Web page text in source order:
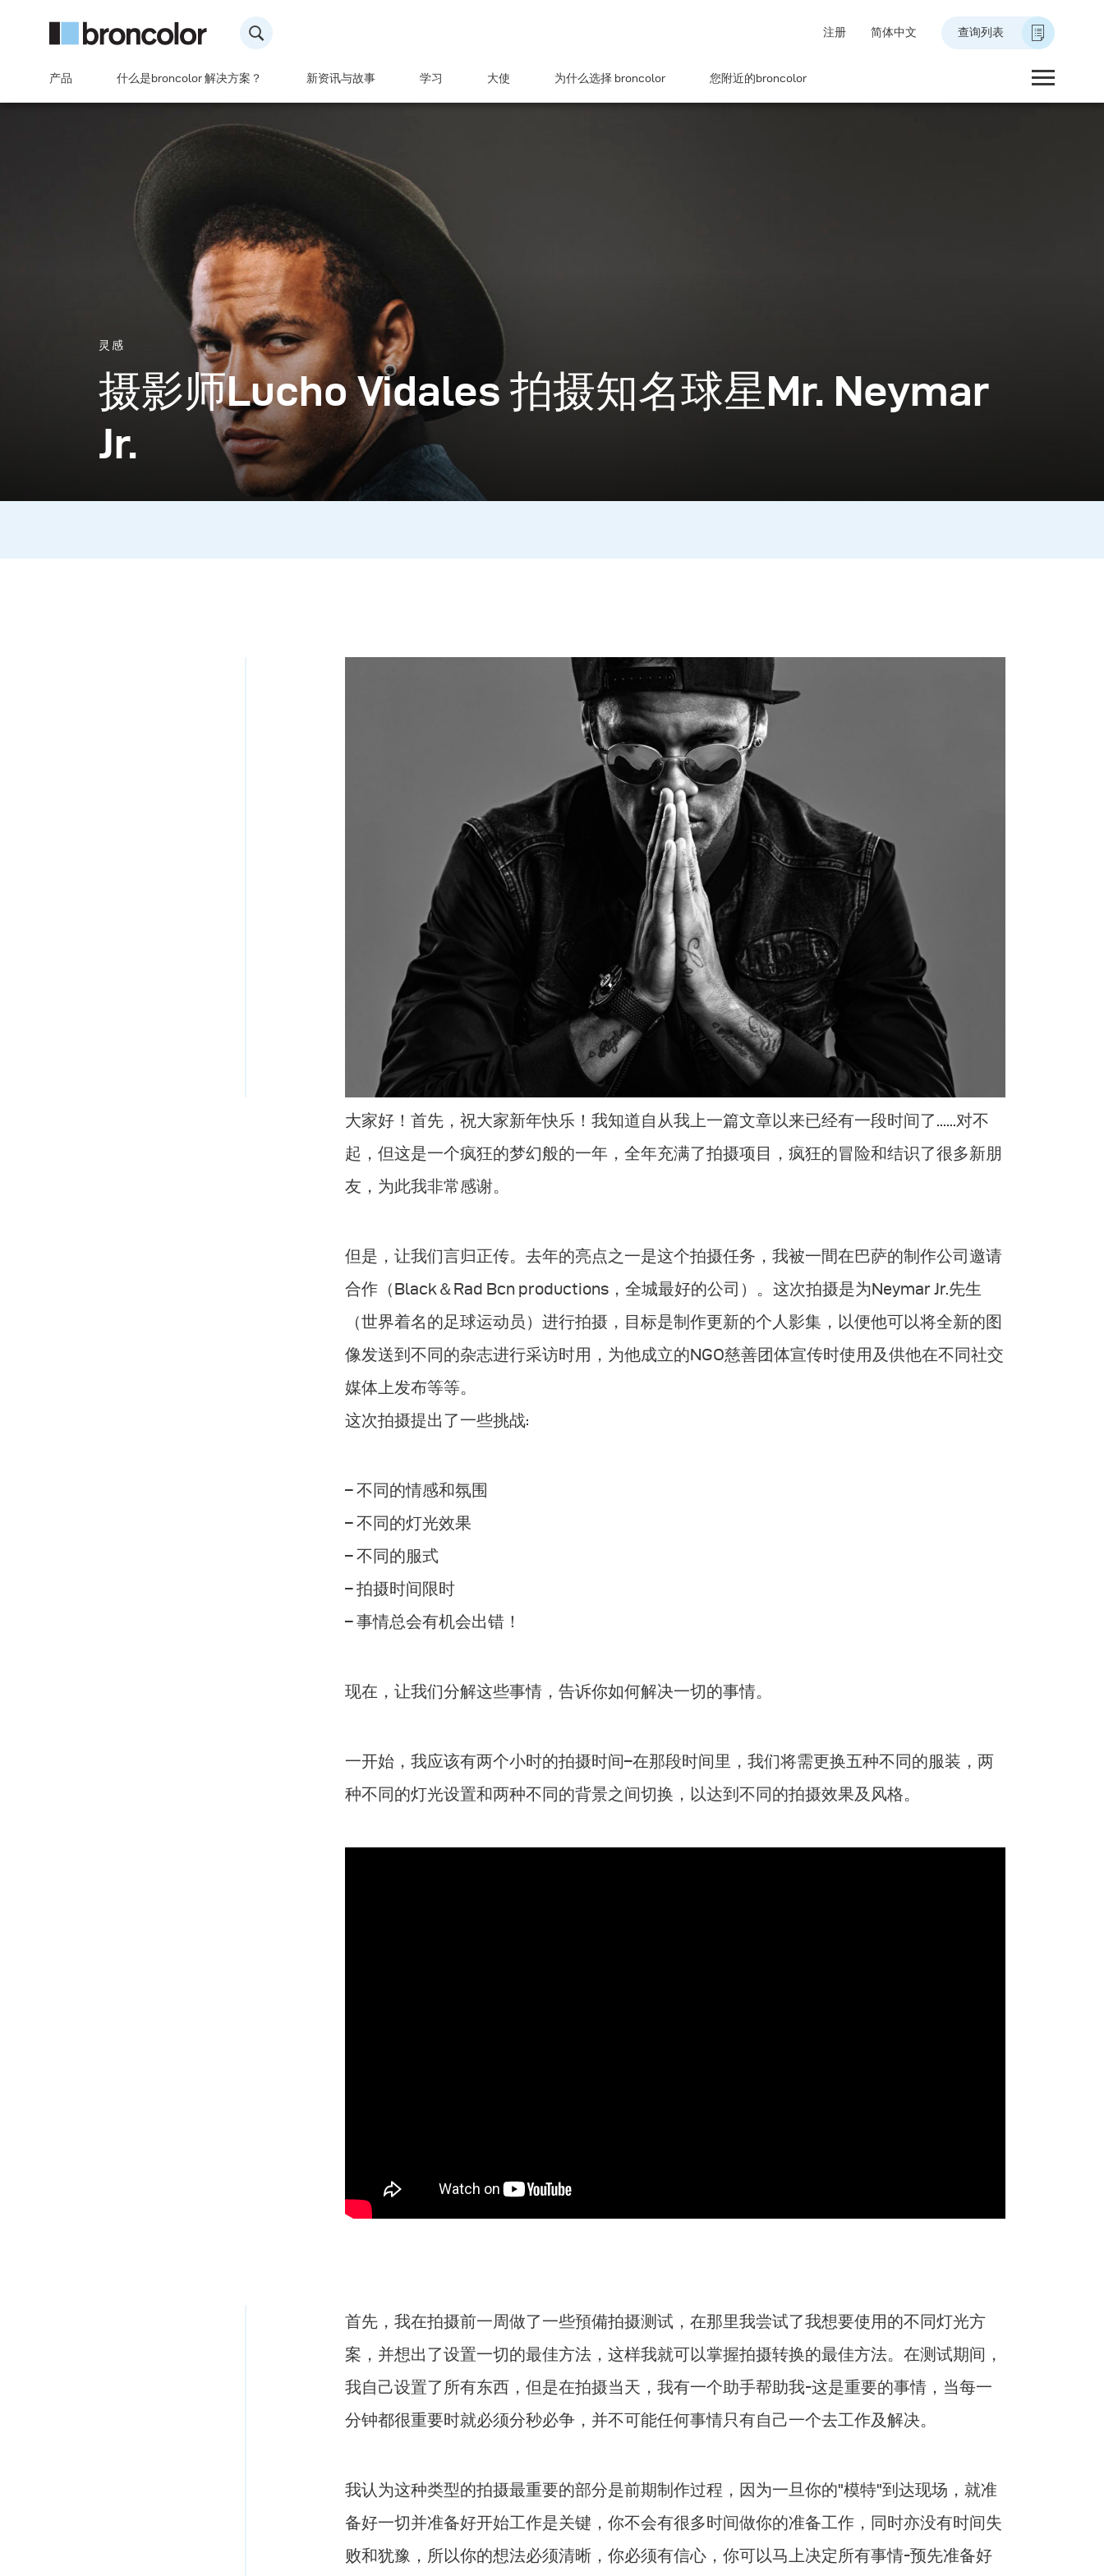
注册 简体中文 查询列表
产品 什么是broncolor 解决方案？ 新资讯与故事 学习 大使 为什么选择 broncolor 您附近的broncolor
灵感
摄影师Lucho Vidales 拍摄知名球星Mr. Neymar
Jr.
大家好！首先，祝大家新年快乐！我知道自从我上一篇文章以来已经有一段时间了......对不
起，但这是一个疯狂的梦幻般的一年，全年充满了拍摄项目，疯狂的冒险和结识了很多新朋
友，为此我非常感谢。
但是，让我们言归正传。去年的亮点之一是这个拍摄任务，我被一間在巴萨的制作公司邀请
合作（Black＆Rad Bcn productions，全城最好的公司）。这次拍摄是为Neymar Jr.先生
（世界着名的足球运动员）进行拍摄，目标是制作更新的个人影集，以便他可以将全新的图
像发送到不同的杂志进行采访时用，为他成立的NGO慈善团体宣传时使用及供他在不同社交
媒体上发布等等。
这次拍摄提出了一些挑战:
– 不同的情感和氛围
– 不同的灯光效果
– 不同的服式
– 拍摄时间限时
– 事情总会有机会出错！
现在，让我们分解这些事情，告诉你如何解决一切的事情。
一开始，我应该有两个小时的拍摄时间–在那段时间里，我们将需更换五种不同的服装，两
种不同的灯光设置和两种不同的背景之间切换，以达到不同的拍摄效果及风格。
首先，我在拍摄前一周做了一些預備拍摄测试，在那里我尝试了我想要使用的不同灯光方
案，并想出了设置一切的最佳方法，这样我就可以掌握拍摄转换的最佳方法。在测试期间，
我自己设置了所有东西，但是在拍摄当天，我有一个助手帮助我-这是重要的事情，当每一
分钟都很重要时就必须分秒必争，并不可能任何事情只有自己一个去工作及解决。
我认为这种类型的拍摄最重要的部分是前期制作过程，因为一旦你的"模特"到达现场，就准
备好一切并准备好开始工作是关键，你不会有很多时间做你的准备工作，同时亦没有时间失
败和犹豫，所以你的想法必须清晰，你必须有信心，你可以马上决定所有事情-预先准备好